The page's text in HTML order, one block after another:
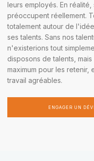
leurs employés. En
préoccupent réellement.
totalement autour de
ses talents. Sans nos
n'existerions tout
disposons de talents,
maximum pour les
travail agréables.
ENGAGER UN